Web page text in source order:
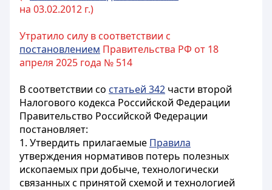
на 03.02.2012 г.)
Утратило силу в соответствии с
постановлением Правительства РФ от 18
апреля 2025 года № 514
В соответствии со статьей 342 части второй
Налогового кодекса Российской Федерации
Правительство Российской Федерации
постановляет:
1. Утвердить прилагаемые Правила
утверждения нормативов потерь полезных
ископаемых при добыче, технологически
связанных с принятой схемой и технологией